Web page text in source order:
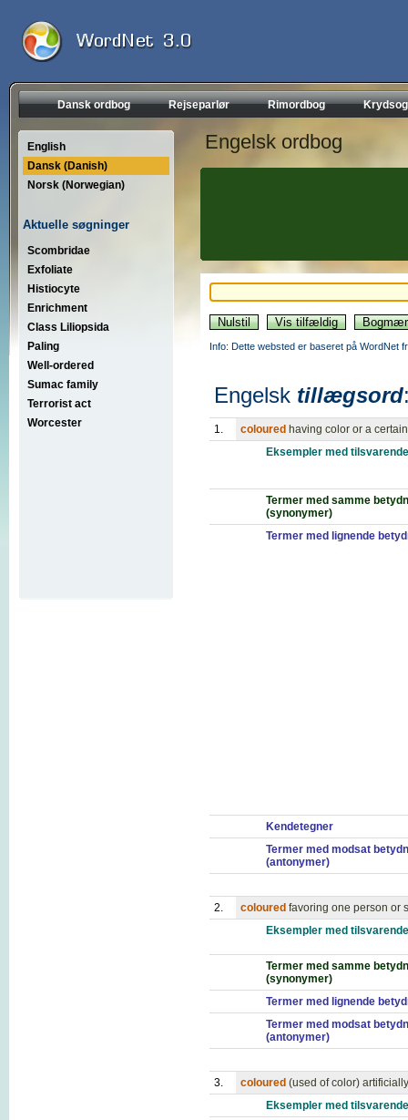
Dansk ordbog Rejseparlør Rimordbog
English
Dansk (Danish)
Norsk (Norwegian)
Aktuelle søgninger
Scombridae
Exfoliate
Histiocyte
Enrichment
Class Liliopsida
Paling
Well-ordered
Sumac family
Terrorist act
Worcester
Engelsk ordbog
Info: Dette websted er baseret på WordNet
Engelsk tillægsord
1. coloured having color or a
Eksempler med
Termer med samme
(synonymer)
Termer med lignende
Kendetegner
Termer med modsat
(antonymer)
2. coloured favoring one person or
Eksempler med
Termer med samme
(synonymer)
Termer med lignende
Termer med modsat
(antonymer)
3. coloured (used of color)
Eksempler med